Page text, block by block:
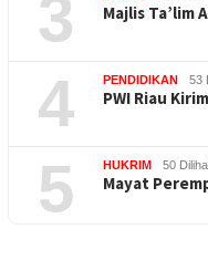
3 Majlis Ta’lim
4 PENDIDIKAN 53
PWI Riau
5 HUKRIM 50
Mayat